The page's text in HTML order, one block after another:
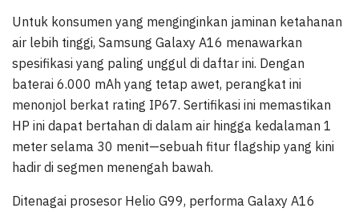
Untuk konsumen yang menginginkan jaminan ketahanan
air lebih tinggi, Samsung Galaxy A16 menawarkan
spesifikasi yang paling unggul di daftar ini. Dengan
baterai 6.000 mAh yang tetap awet, perangkat ini
menonjol berkat rating IP67. Sertifikasi ini memastikan
HP ini dapat bertahan di dalam air hingga kedalaman 1
meter selama 30 menit—sebuah fitur flagship yang kini
hadir di segmen menengah bawah.
Ditenagai prosesor Helio G99, performa Galaxy A16